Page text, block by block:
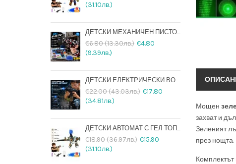
(31.10лв.)
ДЕТСКИ МЕХАНИЧЕН ПИСТОЛЕТ С ВОДНИ ГЕЛ ТОПЧЕТА И ПОДАРЪК 10000 ТОПЧЕТА
€6.80 (13.30лв.) €4.80
(9.39лв.)
ДЕТСКИ ЕЛЕКТРИЧЕСКИ ВОДЕН АВТОМАТ СЪС СВЕТЕЩА ЦЕВ, ДВИЖЕЩ СЕ ЗАТВОР И АКУМУЛАТОРНА БАТЕРИЯ
€22.00 (43.03лв.) €17.80
(34.81лв.)
ДЕТСКИ АВТОМАТ С ГЕЛ ТОПЧЕТА + 20000 ТОПЧЕТА ПОДАРЪК И USB ЗАРЕЖДАНЕ
€18.90 (36.97лв.) €15.90
(31.10лв.)
Мощен
захват и
Зеленият
през нощта.
Комплектът